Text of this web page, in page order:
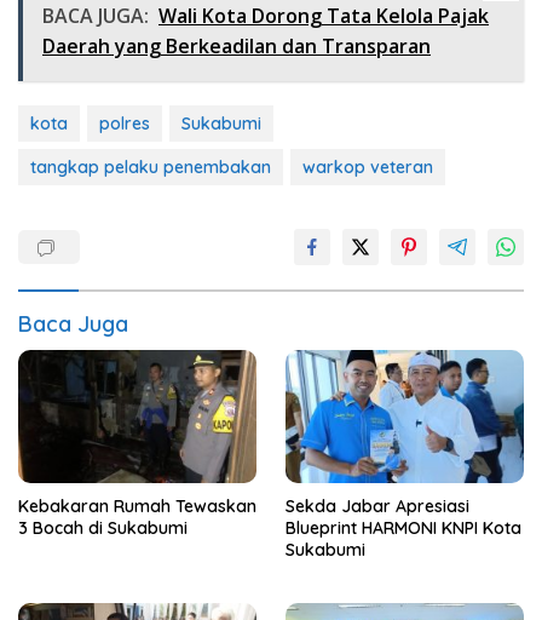
BACA JUGA: Wali Kota Dorong Tata Kelola Pajak
Daerah yang Berkeadilan dan Transparan
kota polres
Sukabumi
tangkap pelaku penembakan
warkop veteran
Baca Juga
Kebakaran Rumah Tewaskan
3 Bocah di Sukabumi
Sekda Jabar Apresiasi
Blueprint HARMONI KNPI Kota
Sukabumi